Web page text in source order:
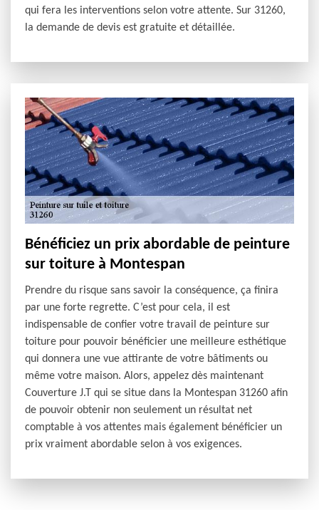
qui fera les interventions selon votre attente. Sur 31260,
la demande de devis est gratuite et détaillée.
Bénéficiez un prix abordable de peinture
sur toiture à Montespan
Prendre du risque sans savoir la conséquence, ça finira
par une forte regrette. C’est pour cela, il est
indispensable de confier votre travail de peinture sur
toiture pour pouvoir bénéficier une meilleure esthétique
qui donnera une vue attirante de votre bâtiments ou
même votre maison. Alors, appelez dès maintenant
Couverture J.T qui se situe dans la Montespan 31260 afin
de pouvoir obtenir non seulement un résultat net
comptable à vos attentes mais également bénéficier un
prix vraiment abordable selon à vos exigences.